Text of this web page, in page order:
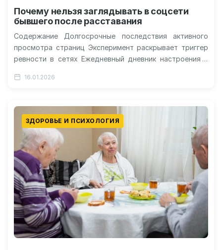
Почему нельзя заглядывать в соцсети
бывшего после расставания
Содержание Долгосрочные последствия активного
просмотра страниц Эксперимент раскрывает триггер
ревности в сетях Ежедневный дневник настроения и
людей к цифровым напоминаниям…
16.01.2026
ЗДОРОВЬЕ И ПСИХОЛОГИЯ